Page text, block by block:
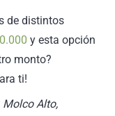
de distintos
y esta opción
monto?
ti!
Molco Alto,